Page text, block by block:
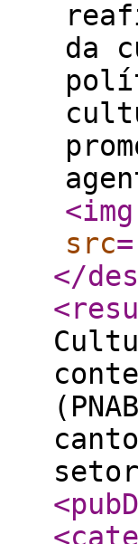
da
<img
src
</